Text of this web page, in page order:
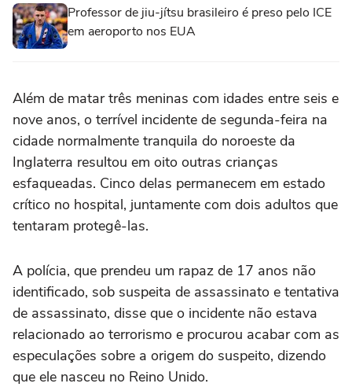
Professor de jiu-jítsu brasileiro é preso pelo ICE
em aeroporto nos EUA
Além de matar três meninas com idades entre seis e
nove anos, o terrível incidente de segunda-feira na
cidade normalmente tranquila do noroeste da
Inglaterra resultou em oito outras crianças
esfaqueadas. Cinco delas permanecem em estado
crítico no hospital, juntamente com dois adultos que
tentaram protegê-las.
A polícia, que prendeu um rapaz de 17 anos não
identificado, sob suspeita de assassinato e tentativa
de assassinato, disse que o incidente não estava
relacionado ao terrorismo e procurou acabar com as
especulações sobre a origem do suspeito, dizendo
que ele nasceu no Reino Unido.